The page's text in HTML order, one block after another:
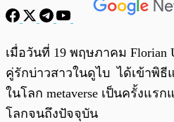
พร้อมเล่น
เมื่อวันที่ 19 พฤษภาคม Florian
คู่รักบ่าวสาวในดูไบ ได้เข้าพิธี
ในโลก metaverse เป็นครั้งแร
โลกจนถึงปัจจุบัน